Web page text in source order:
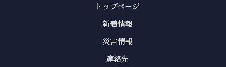
トップページ
新着情報
災害情報
連絡先